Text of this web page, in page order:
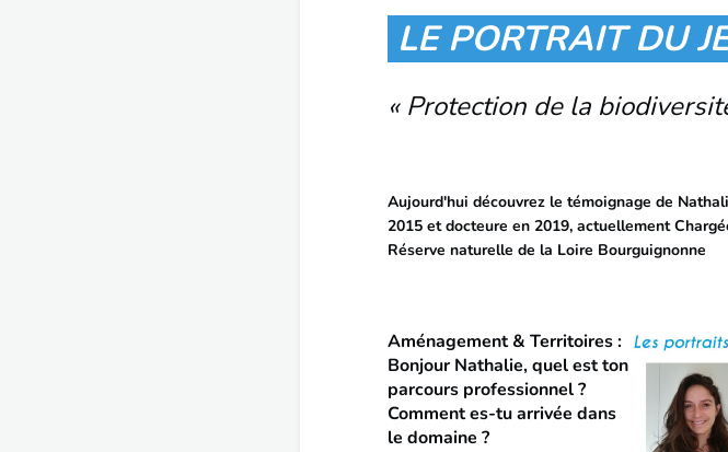
LE PORTRAIT DU
« Protection de la
Aujourd'hui découvrez le témoignage de
2015 et docteure en 2019, actuellement
Réserve naturelle de la Loire Bourguignonne
Aménagement & Territoires :
Bonjour Nathalie, quel est ton
parcours professionnel ?
Comment es-tu arrivée dans
le domaine ?